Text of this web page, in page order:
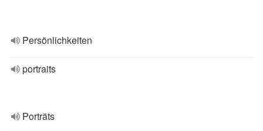
Persönlichkeiten
portraits
Porträts